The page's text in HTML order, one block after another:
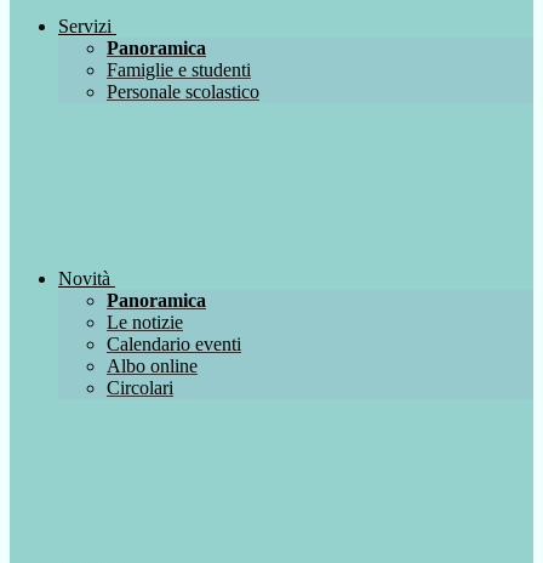
Servizi
Panoramica
Famiglie e studenti
Personale scolastico
Novità
Panoramica
Le notizie
Calendario eventi
Albo online
Circolari